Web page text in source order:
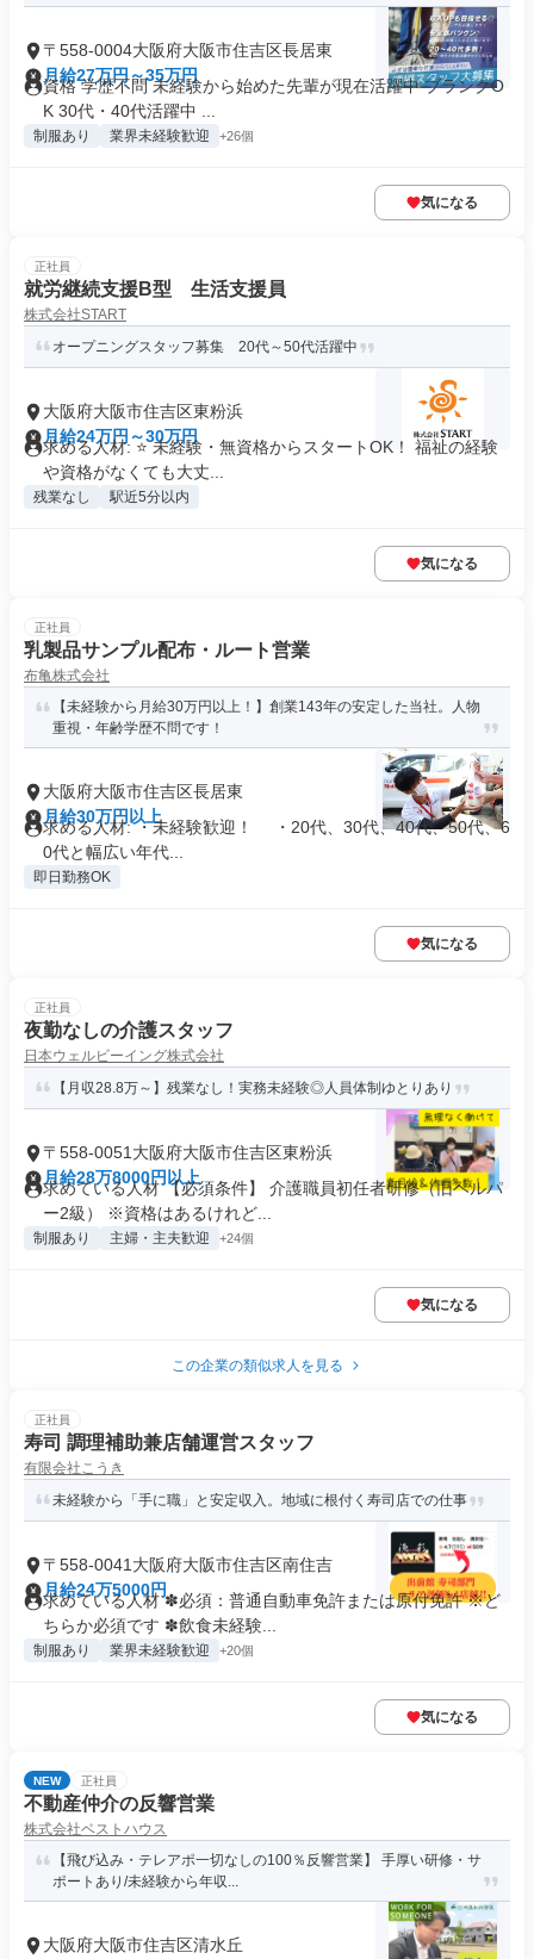
〒558-0004大阪府大阪市住吉区長居東
月給27万円～35万円
資格 学歴不問 未経験から始めた先輩が現在活躍中 ブランクO
K 30代・40代活躍中 ...
制服あり 業界未経験歓迎 +26個
気になる
正社員
就労継続支援B型 生活支援員
株式会社START
オープニングスタッフ募集 20代～50代活躍中
大阪府大阪市住吉区東粉浜
月給24万円～30万円
求める人材: ⭐ 未経験・無資格からスタートOK！ 福祉の経験
や資格がなくても大丈...
残業なし 駅近5分以内
気になる
正社員
乳製品サンプル配布・ルート営業
布亀株式会社
【未経験から月給30万円以上！】創業143年の安定した当社。人物
重視・年齢学歴不問です！
大阪府大阪市住吉区長居東
月給30万円以上
求める人材: ・未経験歓迎！ ・20代、30代、40代、50代、6
0代と幅広い年代...
即日勤務OK
気になる
正社員
夜勤なしの介護スタッフ
日本ウェルビーイング株式会社
【月収28.8万～】残業なし！実務未経験◎人員体制ゆとりあり
〒558-0051大阪府大阪市住吉区東粉浜
月給28万8000円以上
求めている人材 【必須条件】 介護職員初任者研修（旧ヘルパ
ー2級） ※資格はあるけれど...
制服あり 主婦・主夫歓迎 +24個
気になる
この企業の類似求人を見る
正社員
寿司 調理補助兼店舗運営スタッフ
有限会社こうき
未経験から「手に職」と安定収入。地域に根付く寿司店での仕事
〒558-0041大阪府大阪市住吉区南住吉
月給24万5000円
求めている人材 ✽必須：普通自動車免許または原付免許 ※ど
ちらか必須です ✽飲食未経験...
制服あり 業界未経験歓迎 +20個
気になる
NEW 正社員
不動産仲介の反響営業
株式会社ベストハウス
【飛び込み・テレアポ一切なしの100％反響営業】 手厚い研修・サ
ポートあり/未経験から年収...
大阪府大阪市住吉区清水丘